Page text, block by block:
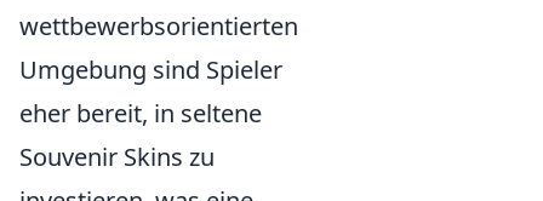
wettbewerbsorientierten
Umgebung sind Spieler
eher bereit, in seltene
Souvenir Skins zu